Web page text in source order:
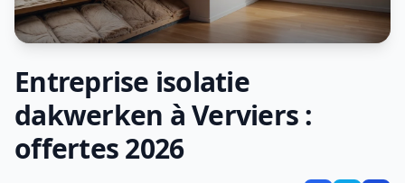
Entreprise isolatie
dakwerken à Verviers :
offertes 2026